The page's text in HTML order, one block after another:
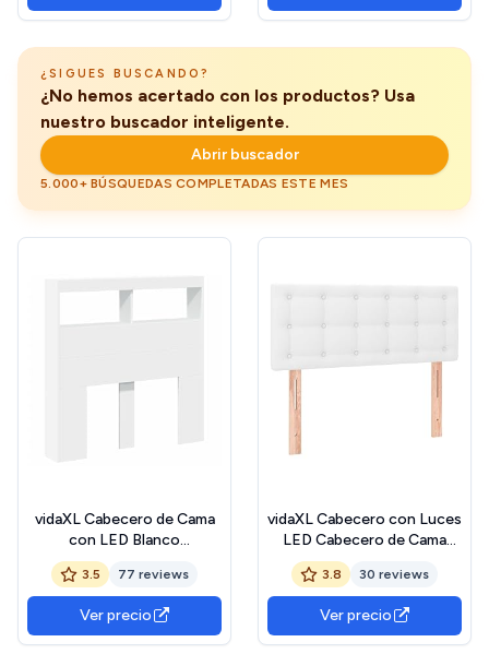
¿SIGUES BUSCANDO?
¿No hemos acertado con los productos? Usa
nuestro buscador inteligente.
Abrir buscador
5.000+ BÚSQUEDAS COMPLETADAS ESTE MES
vidaXL Cabecero de Cama
con LED Blanco
100x17x102 cm
3.5 77 reviews
Ver precio
vidaXL Cabecero con Luces
LED Cabecero de Cama
Cabezal Tapizado para
Cama Individual Mueble
Dormitorio Interior Cuero
Sintético Blanco
90x5x78/88 cm
3.8 30 reviews
Ver precio